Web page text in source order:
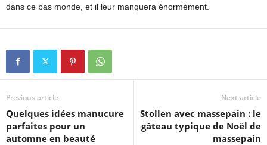
dans ce bas monde, et il leur manquera énormément.
Previous article
Quelques idées manucure
parfaites pour un
automne en beauté
Next article
Stollen avec massepain : le
gâteau typique de Noël de
massepain